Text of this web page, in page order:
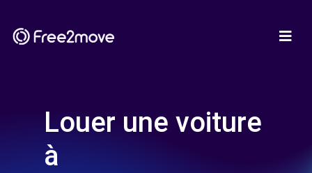
Louer une voiture
à